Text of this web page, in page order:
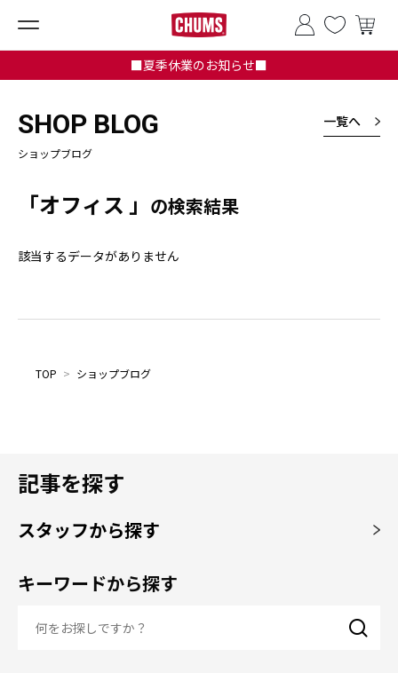
■夏季休業のお知らせ■
SHOP BLOG
ショップブログ
一覧へ
「オフィス 」 の検索結果
該当するデータがありません
TOP > ショップブログ
記事を探す
スタッフから探す
キーワードから探す